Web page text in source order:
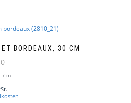
BORDEAUX, 30 CM
/ m